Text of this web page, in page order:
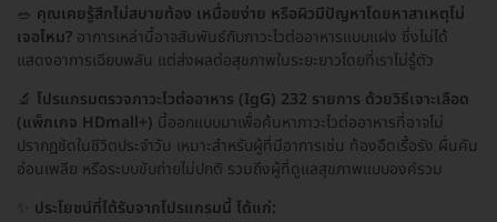
🥗 คุณเคยรู้สึกไม่สบายท้อง เหนื่อยง่าย หรือผิวมีปัญหาโดยหาสาเหตุไม่
เจอไหม? อาการเหล่านี้อาจสัมพันธ์กับภาวะไวต่ออาหารแบบแฝง ซึ่งไม่ได้
แสดงอาการเฉียบพลัน แต่ส่งผลต่อสุขภาพในระยะยาวโดยที่เราไม่รู้ตัว
🔬 โปรแกรมตรวจภาวะไวต่ออาหาร (IgG) 232 รายการ ด้วยวิธีเจาะเลือด
(แพ็กเกจ HDmall+) นี้ออกแบบมาเพื่อค้นหาภาวะไวต่ออาหารที่อาจไม่
ปรากฏชัดในชีวิตประจำวัน เหมาะสำหรับผู้ที่มีอาการเช่น ท้องอืดเรื้อรัง ผื่นคัน
อ่อนเพลีย หรือระบบขับถ่ายไม่ปกติ รวมถึงผู้ที่ดูแลสุขภาพแบบองค์รวม
ประโยชน์ที่ได้รับจากโปรแกรมนี้ ได้แก่: